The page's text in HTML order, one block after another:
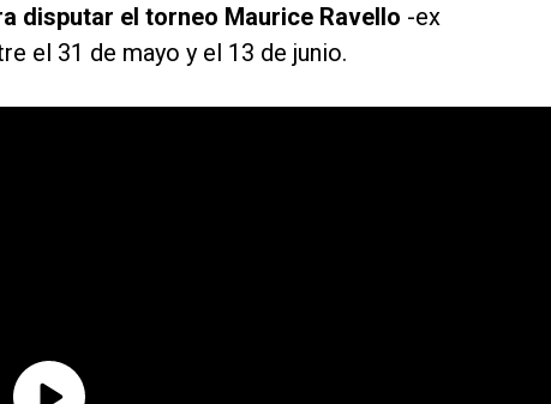
disputar el torneo Maurice Ravello -ex
el 31 de mayo y el 13 de junio.